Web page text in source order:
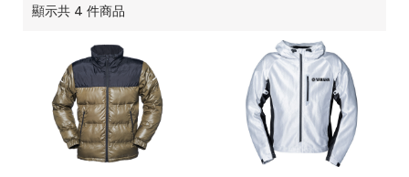
顯示共 4 件商品